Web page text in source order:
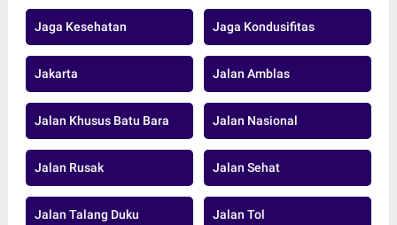
Jaga Kesehatan Jaga Kondusifitas
Jakarta Jalan Amblas
Jalan Khusus Batu Bara Jalan Nasional
Jalan Rusak Jalan Sehat
Jalan Talang Duku Jalan Tol